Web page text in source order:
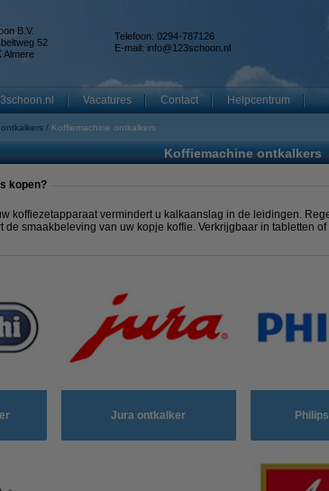
B.V.
52
Almere
Telefoon: 0294-787126
E-mail: info@123schoon.nl
Vacatures Contact Helpcentrum
Koffiemachine ontkalkers
Koffiemachine ontkalkers
kopen?
koffiezetapparaat vermindert u kalkaanslag in de leidingen.
de smaakbeleving van uw kopje koffie. Verkrijgbaar in tabletten
Jura ontkalker